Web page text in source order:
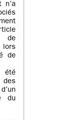
n’a
de
lors
de
été
des
du